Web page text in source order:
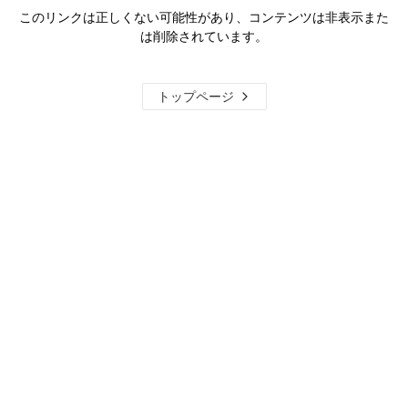
このリンクは正しくない可能性があり、コンテンツは非表示また
は削除されています。
トップページ